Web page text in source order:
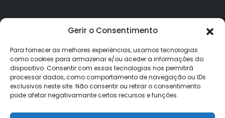
Gerir o Consentimento
Para fornecer as melhores experiências, usamos tecnologias
como cookies para armazenar e/ou aceder a informações do
dispositivo. Consentir com essas tecnologias nos permitirá
processar dados, como comportamento de navegação ou IDs
exclusivos neste site. Não consentir ou retirar o consentimento
pode afetar negativamante certos recursos e funções.
A minha conta
A Minha Conta
Histórico de Pedidos
Lista de Desejos